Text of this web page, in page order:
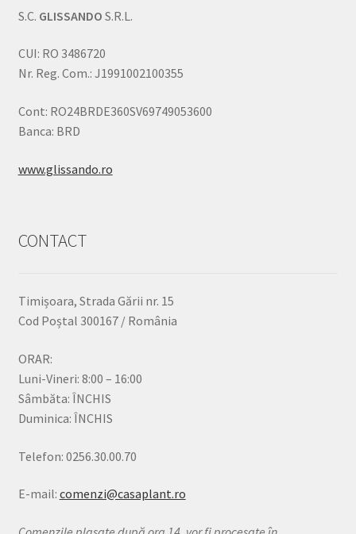
S.C. GLISSANDO S.R.L.
CUI: RO 3486720
Nr. Reg. Com.: J1991002100355
Cont: RO24BRDE360SV69749053600
Banca: BRD
www.glissando.ro
CONTACT
Timișoara, Strada Gării nr. 15
Cod Poștal 300167 / România
ORAR:
Luni-Vineri: 8:00 – 16:00
Sâmbăta: ÎNCHIS
Duminica: ÎNCHIS
Telefon: 0256.30.00.70
E-mail: comenzi@casaplant.ro